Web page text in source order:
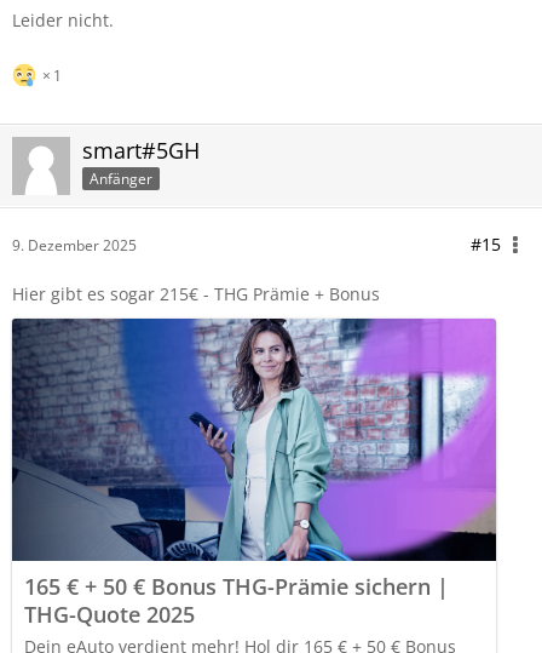
Leider nicht.
1
smart#5GH
Anfänger
9. Dezember 2025 #15
Hier gibt es sogar 215€ - THG Prämie + Bonus
165 € + 50 € Bonus THG-Prämie sichern |
THG-Quote 2025
Dein eAuto verdient mehr! Hol dir 165 € + 50 € Bonus